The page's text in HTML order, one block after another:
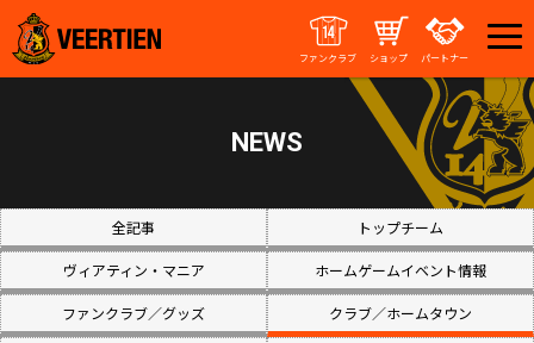
ファンクラブ ショップ パートナー
NEWS
全記事 トップチーム
ヴィアティン・マニア ホームゲームイベント情報
ファンクラブ／グッズ クラブ／ホームタウン